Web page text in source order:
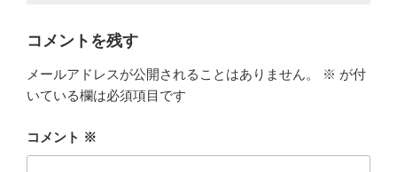
コメントを残す
メールアドレスが公開されることはありません。 ※ が付
いている欄は必須項目です
コメント ※